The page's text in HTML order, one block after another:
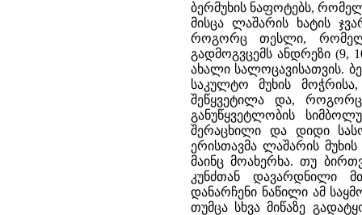
ბერმუხის ნაფოტებს,
მისცა ლაშარის ხატის
როგორც თესლი,
გადმოგვცემს ანდრეზი (9,
ახალი სალოცავისათვის.
საკულტო მუხის
შეწყვეტილა და,
განუწყვეტლობის
შერაცხილი და დიდი
ერისთავმა ლაშარის
მაინც მოახერხა. თუ
კუნძთან დავარდნილი
დანარჩენი ნაწილი ამ
თუმცა სხვა მიწაზე